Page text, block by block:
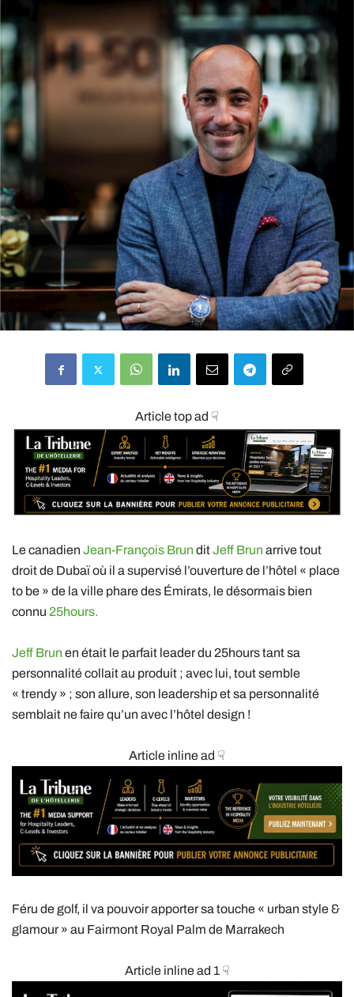
Article top ad ☟
Le canadien Jean-François Brun ditJeff Brun arrive tout
droit de Dubaï où il a supervisé l’ouverture de l’hôtel « place
to be » de la ville phare des Émirats, le désormais bien
connu 25hours.
Jeff Brun en était le parfait leader du 25hours tant sa
personnalité collait au produit ; avec lui, tout semble
« trendy » ; son allure, son leadership et sa personnalité
semblait ne faire qu’un avec l’hôtel design !
Article inline ad ☟
Féru de golf, il va pouvoir apporter sa touche « urban style &
glamour » au Fairmont Royal Palm de Marrakech
Article inline ad 1 ☟